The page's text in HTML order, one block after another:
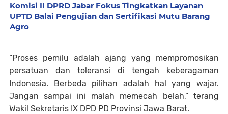
Komisi II DPRD Jabar Fokus Tingkatkan Layanan
UPTD Balai Pengujian dan Sertifikasi Mutu Barang
Agro
“Proses pemilu adalah ajang yang mempromosikan
persatuan dan toleransi di tengah keberagaman
Indonesia. Berbeda pilihan adalah hal yang wajar.
Jangan sampai ini malah memecah belah,” terang
Wakil Sekretaris IX DPD PD Provinsi Jawa Barat.